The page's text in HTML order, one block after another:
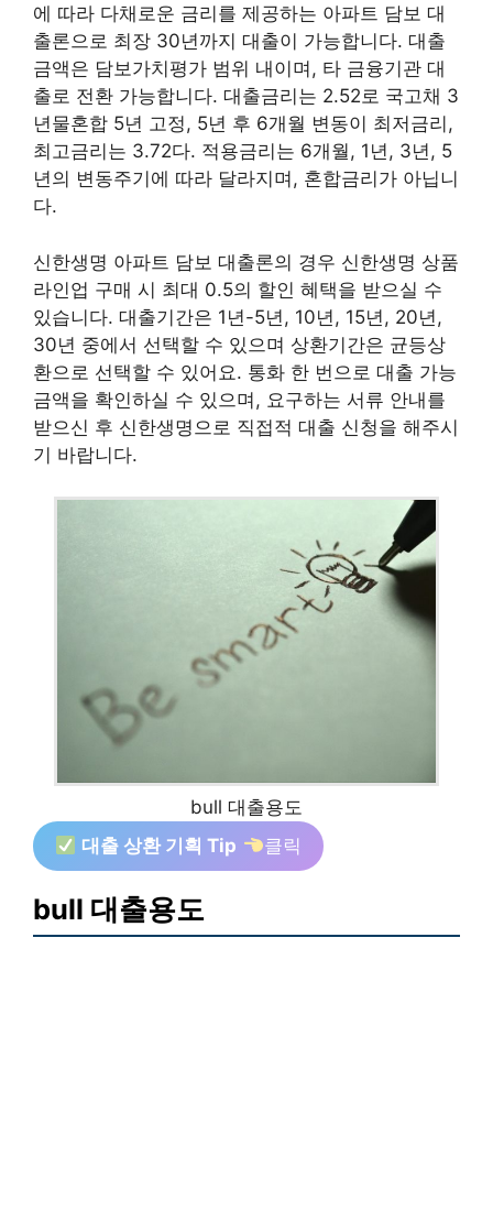
에 따라 다채로운 금리를 제공하는 아파트 담보 대
출론으로 최장 30년까지 대출이 가능합니다. 대출
금액은 담보가치평가 범위 내이며, 타 금융기관 대
출로 전환 가능합니다. 대출금리는 2.52로 국고채 3
년물혼합 5년 고정, 5년 후 6개월 변동이 최저금리,
최고금리는 3.72다. 적용금리는 6개월, 1년, 3년, 5
년의 변동주기에 따라 달라지며, 혼합금리가 아닙니
다.
신한생명 아파트 담보 대출론의 경우 신한생명 상품
라인업 구매 시 최대 0.5의 할인 혜택을 받으실 수
있습니다. 대출기간은 1년-5년, 10년, 15년, 20년,
30년 중에서 선택할 수 있으며 상환기간은 균등상
환으로 선택할 수 있어요. 통화 한 번으로 대출 가능
금액을 확인하실 수 있으며, 요구하는 서류 안내를
받으신 후 신한생명으로 직접적 대출 신청을 해주시
기 바랍니다.
bull 대출용도
대출 상환 기획 Tip
클릭
bull 대출용도